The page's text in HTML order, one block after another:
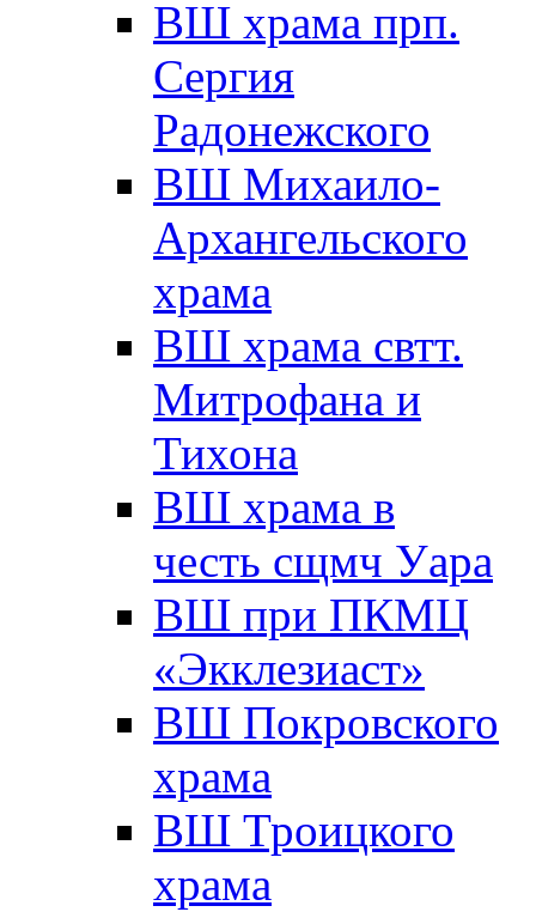
ВШ храма прп.
Сергия
Радонежского
ВШ Михаило-
Архангельского
храма
ВШ храма свтт.
Митрофана и
Тихона
ВШ храма в
честь сщмч Уара
ВШ при ПКМЦ
«Экклезиаст»
ВШ Покровского
храма
ВШ Троицкого
храма